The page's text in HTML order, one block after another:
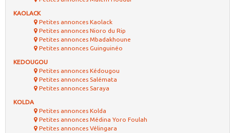
KAOLACK
Petites annonces Kaolack
Petites annonces Nioro du Rip
Petites annonces Mbadakhoune
Petites annonces Guinguinéo
KEDOUGOU
Petites annonces Kédougou
Petites annonces Salémata
Petites annonces Saraya
KOLDA
Petites annonces Kolda
Petites annonces Médina Yoro Foulah
Petites annonces Vélingara